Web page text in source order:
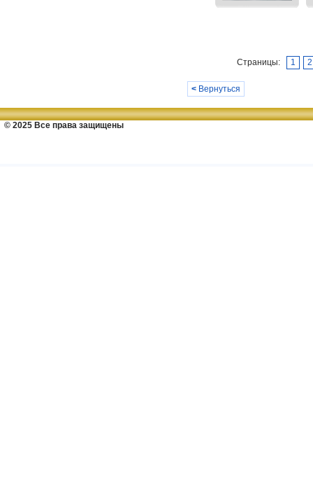
Страницы: 1 2
< Вернуться
© 2025 Все права защищены